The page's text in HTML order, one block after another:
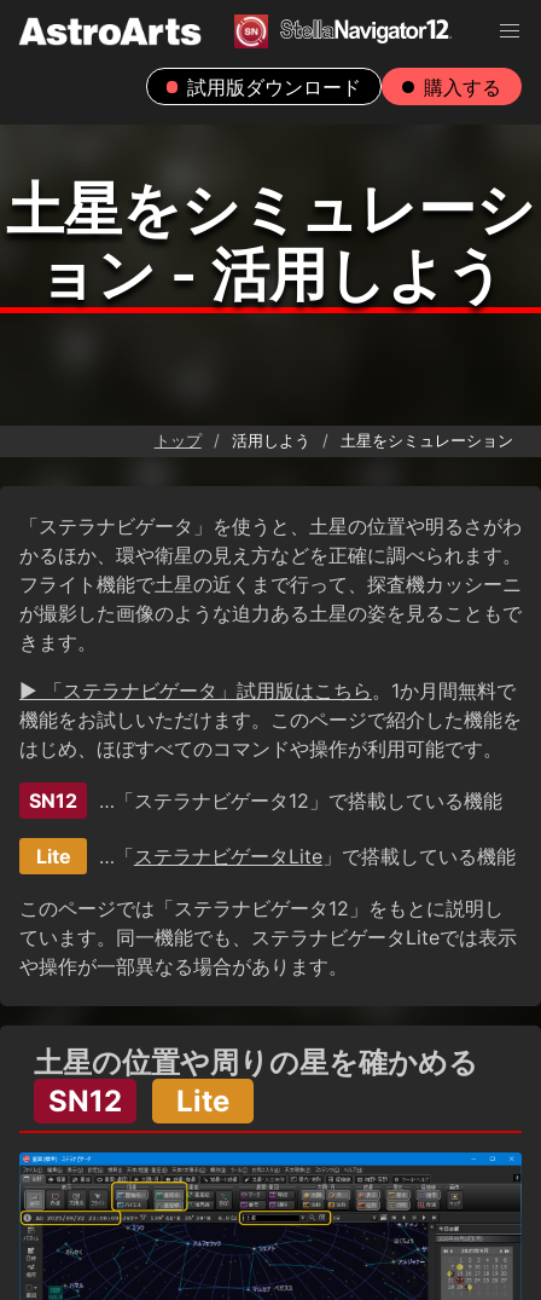
試用版ダウンロード 購入する
土星をシミュレーシ
ョン - 活用しよう
トップ 活用しよう 土星をシミュレーション
「ステラナビゲータ」を使うと、土星の位置や明るさがわ
かるほか、環や衛星の見え方などを正確に調べられます。
フライト機能で土星の近くまで行って、探査機カッシーニ
が撮影した画像のような迫力ある土星の姿を見ることもで
きます。
▶ 「ステラナビゲータ」試用版はこちら 。1か月間無料で
機能をお試しいただけます。このページで紹介した機能を
はじめ、ほぼすべてのコマンドや操作が利用可能です。
SN12 …「ステラナビゲータ12」で搭載している機能
Lite …「ステラナビゲータLite」で搭載している機能
このページでは「ステラナビゲータ12」をもとに説明し
ています。同一機能でも、ステラナビゲータLiteでは表示
や操作が一部異なる場合があります。
土星の位置や周りの星を確かめる
SN12
Lite